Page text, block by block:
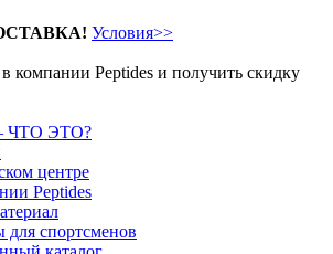
Условия>>
в компании Peptides и получить скидку
ЭТО?
центре
Peptides
спортсменов